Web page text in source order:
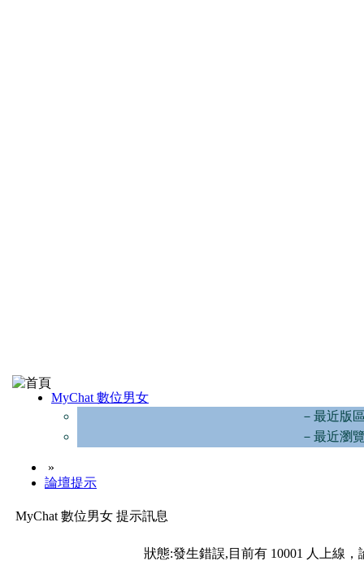
MyChat 數位男女
－最近版
－最近瀏
»
論壇提示
MyChat 數位男女 提示訊息
狀態:發生錯誤,目前有 10001 人上線